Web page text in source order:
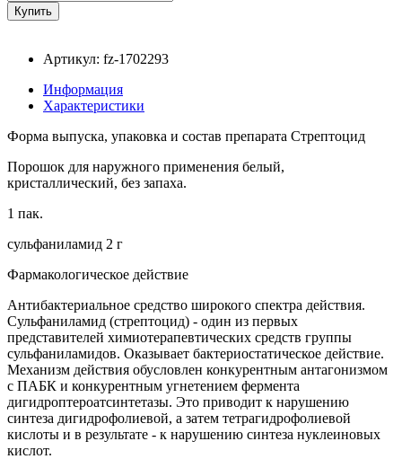
Артикул: fz-1702293
Информация
Характеристики
Форма выпуска, упаковка и состав препарата Стрептоцид
Порошок для наружного применения белый,
кристаллический, без запаха.
1 пак.
сульфаниламид 2 г
Фармакологическое действие
Антибактериальное средство широкого спектра действия.
Сульфаниламид (стрептоцид) - один из первых
представителей химиотерапевтических средств группы
сульфаниламидов. Оказывает бактериостатическое действие.
Механизм действия обусловлен конкурентным антагонизмом
с ПАБК и конкурентным угнетением фермента
дигидроптероатсинтетазы. Это приводит к нарушению
синтеза дигидрофолиевой, а затем тетрагидрофолиевой
кислоты и в результате - к нарушению синтеза нуклеиновых
кислот.